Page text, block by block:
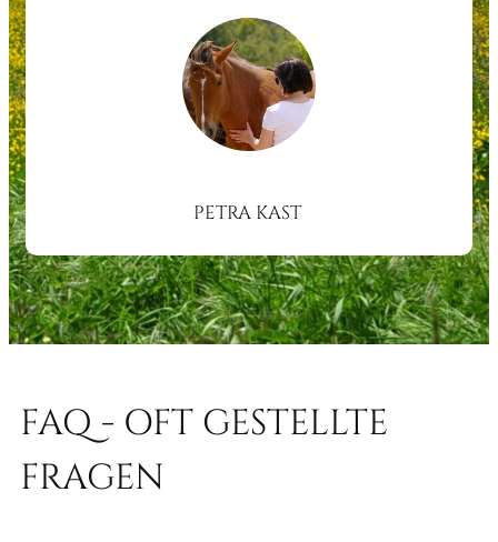
PETRA KAST
FAQ - OFT GESTELLTE
FRAGEN